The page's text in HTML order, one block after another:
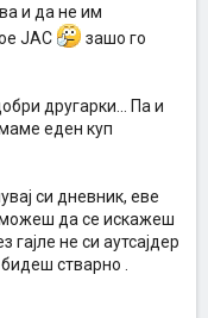
и да не им
ЈАС
зашо го
другарки... Па и
еден куп
си дневник, еве
можеш да се искажеш
гајле не си аутсајдер
стварно .